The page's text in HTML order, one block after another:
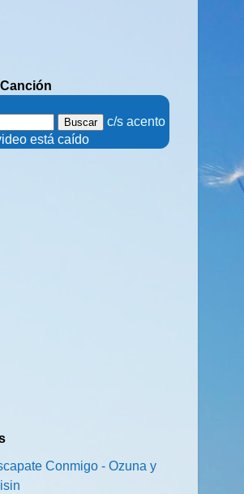
c/s acento
está caído
Conmigo - Ozuna y